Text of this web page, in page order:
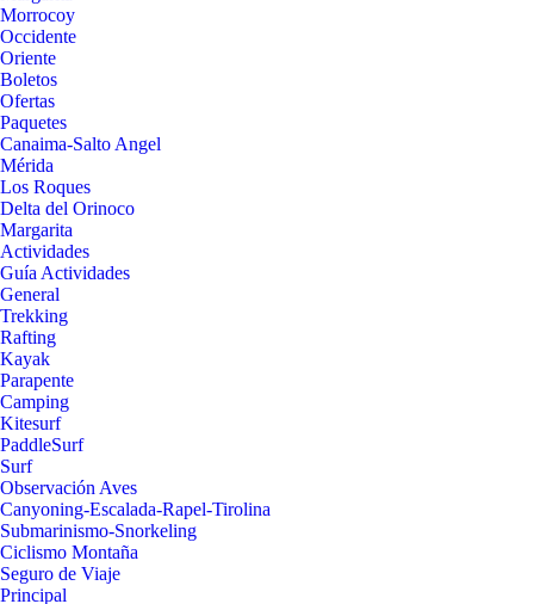
Morrocoy
Occidente
Oriente
Boletos
Ofertas
Paquetes
Canaima-Salto Angel
Mérida
Los Roques
Delta del Orinoco
Margarita
Actividades
Guía Actividades
General
Trekking
Rafting
Kayak
Parapente
Camping
Kitesurf
PaddleSurf
Surf
Observación Aves
Canyoning-Escalada-Rapel-Tirolina
Submarinismo-Snorkeling
Ciclismo Montaña
Seguro de Viaje
Principal